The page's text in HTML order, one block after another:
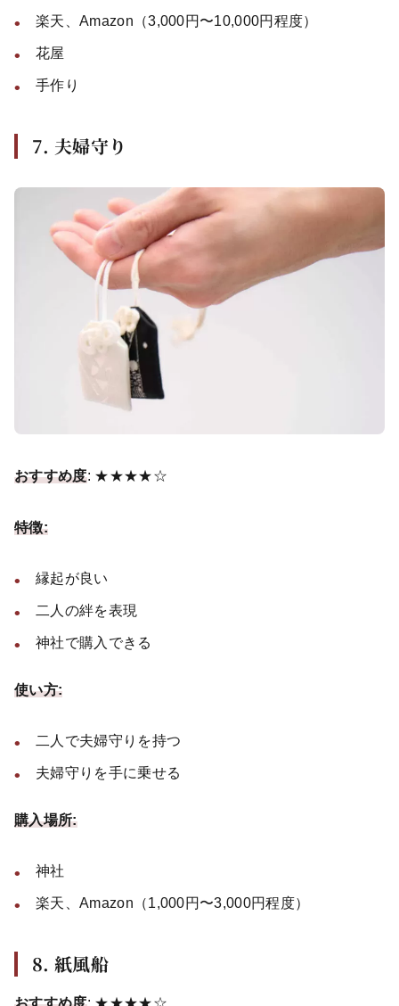
楽天、Amazon（3,000円〜10,000円程度）
花屋
手作り
7. 夫婦守り
おすすめ度: ★★★★☆
特徴:
縁起が良い
二人の絆を表現
神社で購入できる
使い方:
二人で夫婦守りを持つ
夫婦守りを手に乗せる
購入場所:
神社
楽天、Amazon（1,000円〜3,000円程度）
8. 紙風船